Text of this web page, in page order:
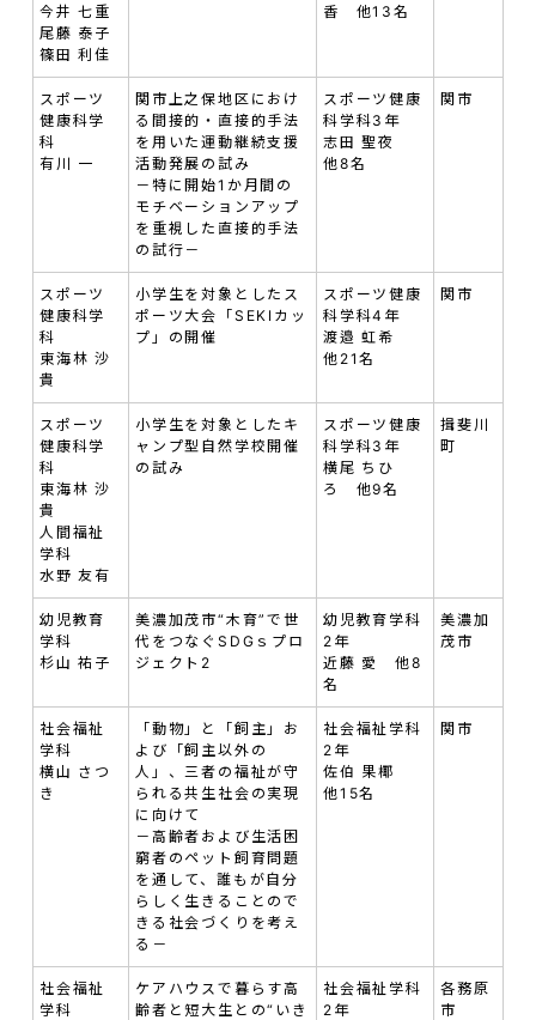
今井 七重
尾藤 泰子
篠田 利佳
香 他13名
スポーツ
健康科学
科
有川 一
関市上之保地区におけ
る間接的・直接的手法
を用いた運動継続支援
活動発展の試み
－特に開始1か月間の
モチベーションアップ
を重視した直接的手法
の試行－
スポーツ健康
科学科3年
志田 聖夜
他8名
関市
スポーツ
健康科学
科
東海林 沙
貴
小学生を対象としたス
ポーツ大会「SEKIカッ
プ」の開催
スポーツ健康
科学科4年
渡邉 虹希
他21名
関市
スポーツ
健康科学
科
東海林 沙
貴
人間福祉
学科
水野 友有
小学生を対象としたキ
ャンプ型自然学校開催
の試み
スポーツ健康
科学科3年
横尾 ちひ
ろ 他9名
揖斐川
町
幼児教育
学科
杉山 祐子
美濃加茂市“木育”で世
代をつなぐSDGｓプロ
ジェクト2
幼児教育学科
2年
近藤 愛 他8
名
美濃加
茂市
社会福祉
学科
横山 さつ
き
「動物」と「飼主」お
よび「飼主以外の
人」、三者の福祉が守
られる共生社会の実現
に向けて
－高齢者および生活困
窮者のペット飼育問題
を通して、誰もが自分
らしく生きることので
きる社会づくりを考え
る－
社会福祉学科
2年
佐伯 果椰
他15名
関市
社会福祉
学科
ケアハウスで暮らす高
齢者と短大生との“いき
社会福祉学科
2年
各務原
市